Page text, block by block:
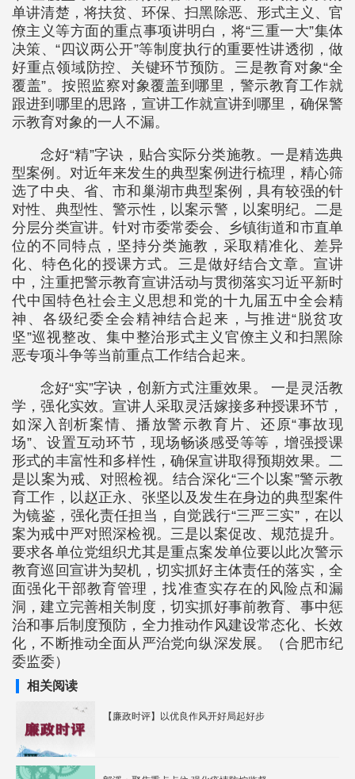
单讲清楚，将扶贫、环保、扫黑除恶、形式主义、官
僚主义等方面的重点事项讲明白，将“三重一大”集体
决策、“四议两公开”等制度执行的重要性讲透彻，做
好重点领域防控、关键环节预防。三是教育对象“全
覆盖”。按照监察对象覆盖到哪里，警示教育工作就
跟进到哪里的思路，宣讲工作就宣讲到哪里，确保警
示教育对象的一人不漏。
念好“精”字诀，贴合实际分类施教。一是精选典
型案例。对近年来发生的典型案例进行梳理，精心筛
选了中央、省、市和巢湖市典型案例，具有较强的针
对性、典型性、警示性，以案示警，以案明纪。二是
分层分类宣讲。针对市委常委会、乡镇街道和市直单
位的不同特点，坚持分类施教，采取精准化、差异
化、特色化的授课方式。三是做好结合文章。宣讲
中，注重把警示教育宣讲活动与贯彻落实习近平新时
代中国特色社会主义思想和党的十九届五中全会精
神、各级纪委全会精神结合起来，与推进“脱贫攻
坚”巡视整改、集中整治形式主义官僚主义和扫黑除
恶专项斗争等当前重点工作结合起来。
念好“实”字诀，创新方式注重效果。 一是灵活教
学，强化实效。宣讲人采取灵活嫁接多种授课环节，
如深入剖析案情、播放警示教育片、还原“事故现
场”、设置互动环节，现场畅谈感受等等，增强授课
形式的丰富性和多样性，确保宣讲取得预期效果。二
是以案为戒、对照检视。结合深化“三个以案”警示教
育工作，以赵正永、张坚以及发生在身边的典型案件
为镜鉴，强化责任担当，自觉践行“三严三实”，在以
案为戒中严对照深检视。三是以案促改、规范提升。
要求各单位党组织尤其是重点案发单位要以此次警示
教育巡回宣讲为契机，切实抓好主体责任的落实，全
面强化干部教育管理，找准查实存在的风险点和漏
洞，建立完善相关制度，切实抓好事前教育、事中惩
治和事后制度预防，全力推动作风建设常态化、长效
化，不断推动全面从严治党向纵深发展。（合肥市纪
委监委）
相关阅读
【廉政时评】以优良作风开好局起好步